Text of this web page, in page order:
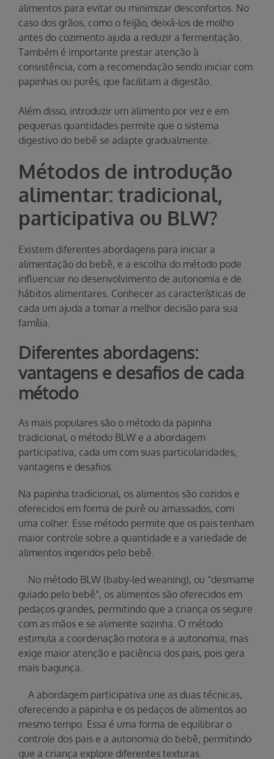
alimentos para evitar ou minimizar desconfortos. No
caso dos grãos, como o feijão, deixá-los de molho
antes do cozimento ajuda a reduzir a fermentação.
Também é importante prestar atenção à
consistência, com a recomendação sendo iniciar com
papinhas ou purês, que facilitam a digestão.
Além disso, introduzir um alimento por vez e em
pequenas quantidades permite que o sistema
digestivo do bebê se adapte gradualmente.
Métodos de introdução
alimentar: tradicional,
participativa ou BLW?
Existem diferentes abordagens para iniciar a
alimentação do bebê, e a escolha do método pode
influenciar no desenvolvimento de autonomia e de
hábitos alimentares. Conhecer as características de
cada um ajuda a tomar a melhor decisão para sua
família.
Diferentes abordagens:
vantagens e desafios de cada
método
As mais populares são o método da papinha
tradicional, o método BLW e a abordagem
participativa, cada um com suas particularidades,
vantagens e desafios.
Na papinha tradicional, os alimentos são cozidos e
oferecidos em forma de purê ou amassados, com
uma colher. Esse método permite que os pais tenham
maior controle sobre a quantidade e a variedade de
alimentos ingeridos pelo bebê.
No método BLW (baby-led weaning), ou “desmame
guiado pelo bebê”, os alimentos são oferecidos em
pedaços grandes, permitindo que a criança os segure
com as mãos e se alimente sozinha. O método
estimula a coordenação motora e a autonomia, mas
exige maior atenção e paciência dos pais, pois gera
mais bagunça.
A abordagem participativa une as duas técnicas,
oferecendo a papinha e os pedaços de alimentos ao
mesmo tempo. Essa é uma forma de equilibrar o
controle dos pais e a autonomia do bebê, permitindo
que a criança explore diferentes texturas.